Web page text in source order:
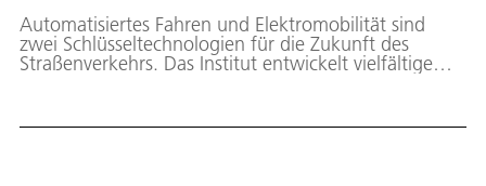
Automatisiertes Fahren und Elektromobilität sind
zwei Schlüsseltechnologien für die Zukunft des
Straßenverkehrs. Das Institut entwickelt vielfältige
Energieeffizienz, Fahrsicherheit und Komfort